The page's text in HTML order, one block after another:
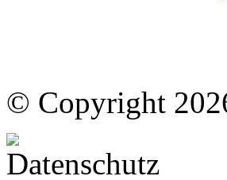
© Copyright